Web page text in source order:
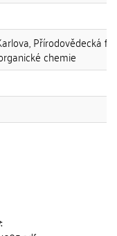
Přírodovědecká
chemie